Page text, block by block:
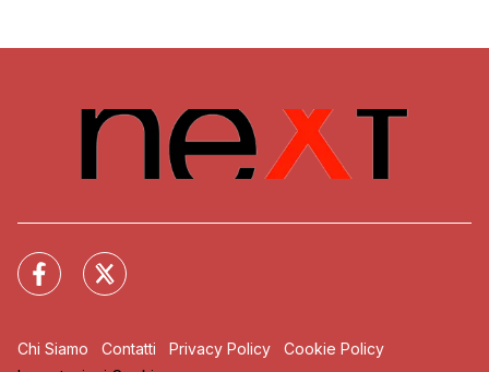
Chi Siamo Contatti Privacy Policy
Cookie Policy